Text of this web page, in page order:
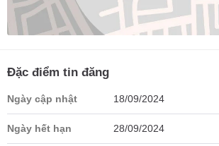
Đặc điểm tin đăng
Ngày cập nhật 18/09/2024
Ngày hết hạn 28/09/2024